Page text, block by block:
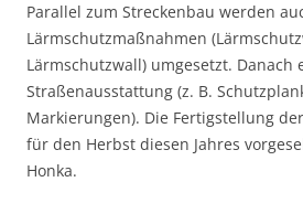
Parallel zum Streckenbau werden
Lärmschutzmaßnahmen
Lärmschutzwall) umgesetzt. Danach
Straßenausstattung (z. B.
Markierungen). Die Fertigstellung
für den Herbst diesen Jahres
Honka.